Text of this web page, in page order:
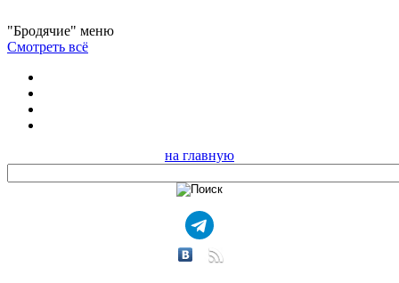
"Бродячие" меню
Смотреть всё
на главную